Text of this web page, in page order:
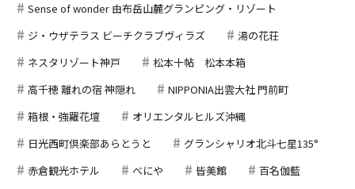
Sense of wonder 由布岳山麓グランピング・リゾート
ジ・ウザテラス ビーチクラブヴィラズ
湯の花荘
ネスタリゾート神戸
松本十帖 松本本箱
高千穂 離れの宿 神隠れ
NIPPONIA出雲大社 門前町
箱根・強羅花壇
オリエンタルヒルズ沖縄
日光西町倶楽部あらとうと
グランシャリオ北斗七星135°
赤倉観光ホテル
べにや 皆美館
百名伽藍